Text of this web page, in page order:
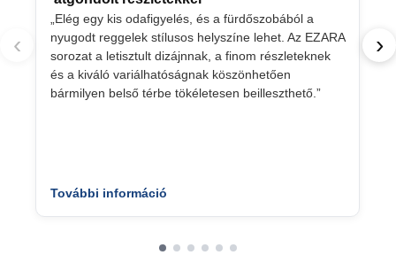
„Elég egy kis odafigyelés, és a fürdőszobából a
nyugodt reggelek stílusos helyszíne lehet. Az EZARA
sorozat a letisztult dizájnnak, a finom részleteknek
és a kiváló variálhatóságnak köszönhetően
bármilyen belső térbe tökéletesen beilleszthető.”
További információ
‹ ›